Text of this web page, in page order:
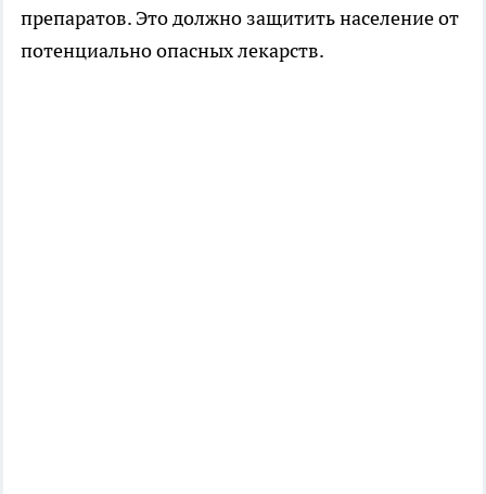
препаратов. Это должно защитить население от
потенциально опасных лекарств.